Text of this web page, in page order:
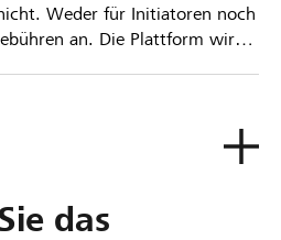
Weder für Initiatoren noch
an. Die Plattform wird
das